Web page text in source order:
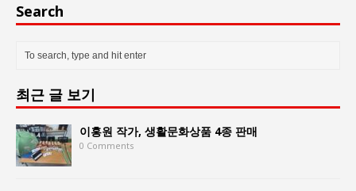
Search
최근 글 보기
이홍원 작가, 생활문화상품 4종 판매
0 Comments